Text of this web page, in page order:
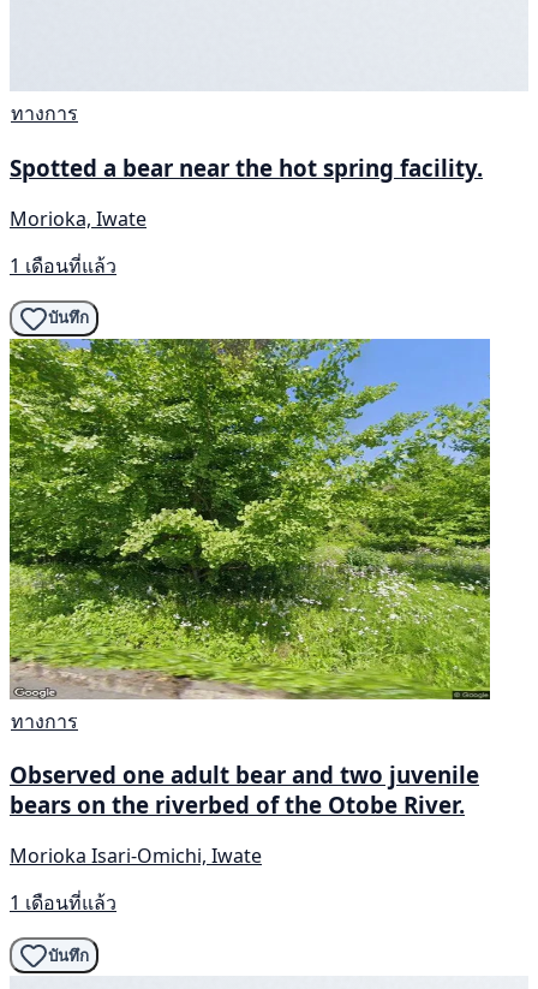
ทางการ
Spotted a bear near the hot spring facility.
Morioka, Iwate
1 เดือนที่แล้ว
บันทึก
ทางการ
Observed one adult bear and two juvenile
bears on the riverbed of the Otobe River.
Morioka Isari-Omichi, Iwate
1 เดือนที่แล้ว
บันทึก